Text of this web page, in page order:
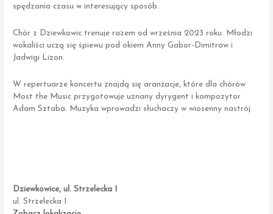
spędzania czasu w interesujący sposób.
Chór z Dziewkowic trenuje razem od września 2023 roku. Młodzi
wokaliści uczą się śpiewu pod okiem Anny Gabor-Dimitrow i
Jadwigi Lizon.
W repertuarze koncertu znajdą się aranżacje, które dla chórów
Most the Music przygotowuje uznany dyrygent i kompozytor
Adam Sztaba. Muzyka wprowadzi słuchaczy w wiosenny nastrój.
Dziewkowice, ul. Strzelecka 1
ul. Strzelecka 1